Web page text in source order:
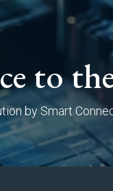
to
by Smart